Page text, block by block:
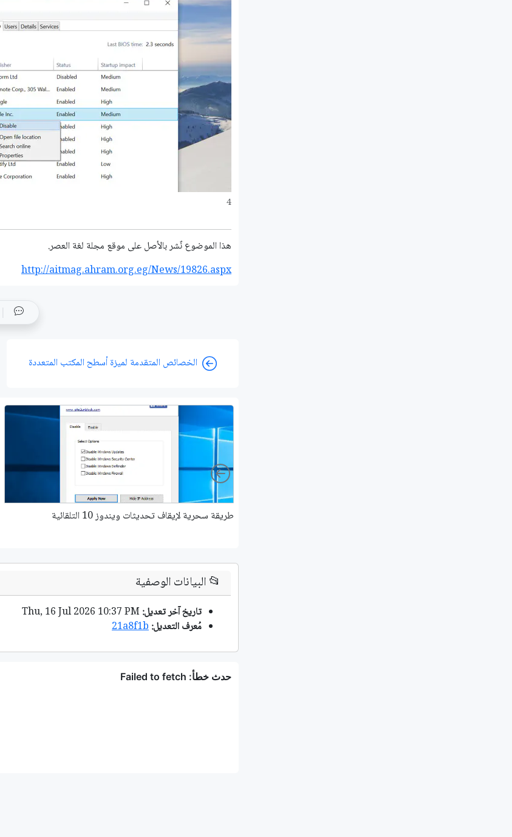
4
هذا الموضوع نٌشر باﻷصل على موقع مجلة لغة العصر.
http://aitmag.ahram.org.eg/News/19826.aspx
الخصائص المتقدمة لميزة أسطح المكتب المتعددة
طريقة سحرية لإيقاف تحديثات ويندوز 10 التلقائية
Left
📂البيانات الوصفية
تاريخ آخر تعديل:
مُعرف التعديل:21a8f1b